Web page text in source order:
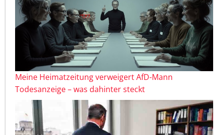
Meine Heimatzeitung verweigert AfD-Mann
Todesanzeige – was dahinter steckt